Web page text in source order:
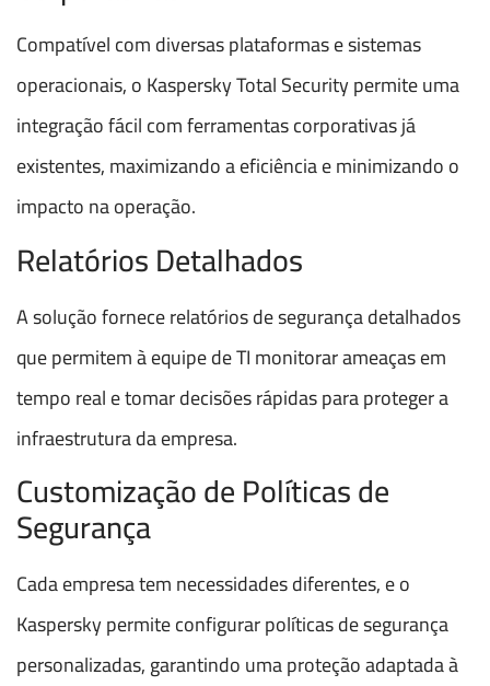
Compatível com diversas plataformas e sistemas
operacionais, o Kaspersky Total Security permite uma
integração fácil com ferramentas corporativas já
existentes, maximizando a eficiência e minimizando o
impacto na operação.
Relatórios Detalhados
A solução fornece relatórios de segurança detalhados
que permitem à equipe de TI monitorar ameaças em
tempo real e tomar decisões rápidas para proteger a
infraestrutura da empresa.
Customização de Políticas de
Segurança
Cada empresa tem necessidades diferentes, e o
Kaspersky permite configurar políticas de segurança
personalizadas, garantindo uma proteção adaptada à